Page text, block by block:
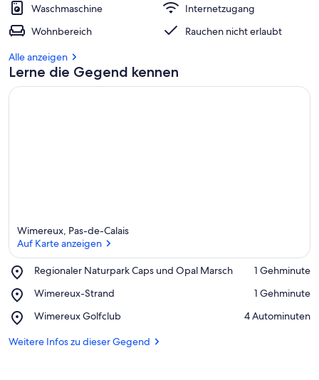
Waschmaschine
Internetzugang
Wohnbereich
Rauchen nicht erlaubt
Alle anzeigen
Lerne die Gegend kennen
Wimereux, Pas-de-Calais
Auf Karte anzeigen
Regionaler Naturpark Caps und Opal Marsch
Place,
Naturpark
und
Marsch
‪1 Gehminute‬
Wimereux-Strand
Place,
Strand
‪1 Gehminute‬
Wimereux Golfclub
Place,
Golfclub
‪4 Autominuten‬
Weitere Infos zu dieser Gegend